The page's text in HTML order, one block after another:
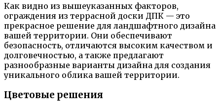
Как видно из вышеуказанных факторов,
ограждения из террасной доски ДПК — это
прекрасное решение для ландшафтного дизайна
вашей территории. Они обеспечивают
безопасность, отличаются высоким качеством и
долговечностью, а также предлагают
разнообразные варианты дизайна для создания
уникального облика вашей территории.
Цветовые решения